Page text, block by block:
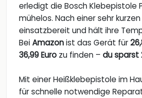
erledigt die Bosch Klebepistole
mühelos. Nach einer sehr
einsatzbereit und hält ihre
BeiAmazonist das Gerät für
36,99 Euro zu finden – du sparst
Mit einer Heißklebepistole im
für schnelle notwendige